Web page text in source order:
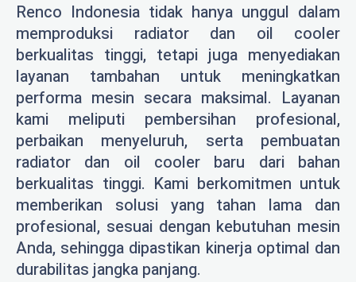
Renco Indonesia tidak hanya unggul dalam
memproduksi radiator dan oil cooler
berkualitas tinggi, tetapi juga menyediakan
layanan tambahan untuk meningkatkan
performa mesin secara maksimal. Layanan
kami meliputi pembersihan profesional,
perbaikan menyeluruh, serta pembuatan
radiator dan oil cooler baru dari bahan
berkualitas tinggi. Kami berkomitmen untuk
memberikan solusi yang tahan lama dan
profesional, sesuai dengan kebutuhan mesin
Anda, sehingga dipastikan kinerja optimal dan
durabilitas jangka panjang.